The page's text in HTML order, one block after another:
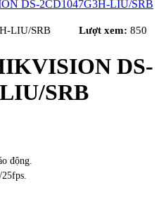
LIU/SRB Lượt xem: 850
DS-
SRB
động.